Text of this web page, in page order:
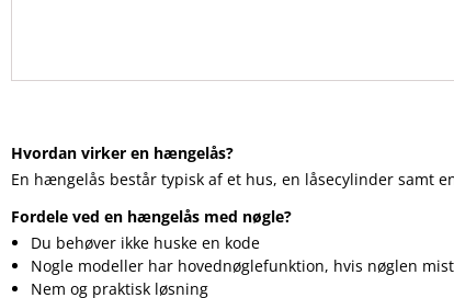
Hvordan virker en hængelås?
En hængelås består typisk af et hus, en låsecylinder samt
Fordele ved en hængelås med nøgle?
Du behøver ikke huske en kode
Nogle modeller har hovednøglefunktion, hvis nøglen
Nem og praktisk løsning